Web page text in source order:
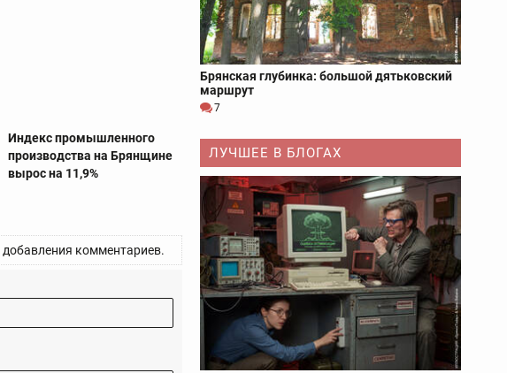
Индекс промышленного
производства на Брянщине
вырос на 11,9%
добавления комментариев.
Брянская глубинка: большой дятьковский
маршрут
7
ЛУЧШЕЕ В БЛОГАХ